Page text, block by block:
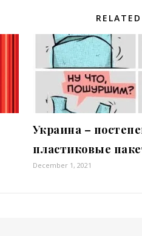
Украина –
пластиковые
December 1, 2021